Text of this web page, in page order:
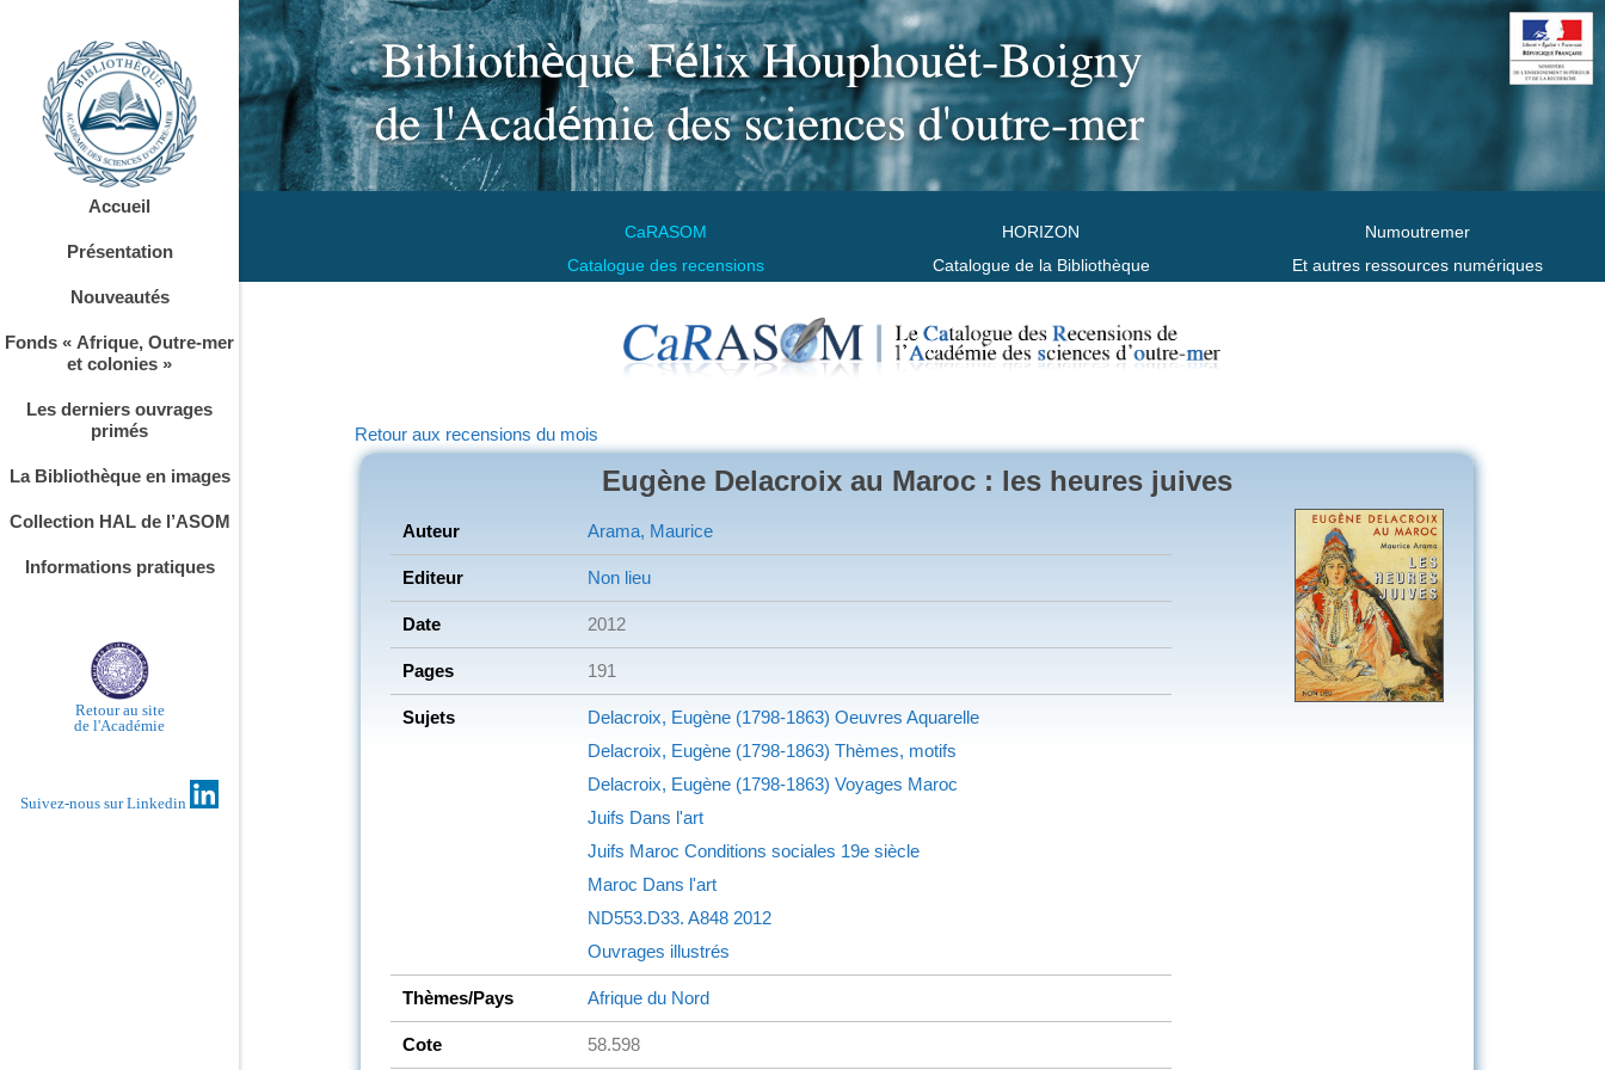
CaRASOM
Catalogue des recensions
HORIZON
Catalogue de la Bibliothèque
Numoutremer
Et autres ressources numériques
Accueil
Présentation
Nouveautés
Fonds « Afrique, Outre-mer
et colonies »
Les derniers ouvrages
primés
La Bibliothèque en images
Collection HAL de l’ASOM
Informations pratiques
Retour au site
de l'Académie
Suivez-nous sur Linkedin
Retour aux recensions du mois
Eugène Delacroix au Maroc : les heures juives
Auteur Arama, Maurice
Editeur Non lieu
Date 2012
Pages 191
Sujets Delacroix, Eugène (1798-1863) Oeuvres Aquarelle
Delacroix, Eugène (1798-1863) Thèmes, motifs
Delacroix, Eugène (1798-1863) Voyages Maroc
Juifs Dans l'art
Juifs Maroc Conditions sociales 19e siècle
Maroc Dans l'art
ND553.D33. A848 2012
Ouvrages illustrés
Thèmes/Pays Afrique du Nord
Cote 58.598